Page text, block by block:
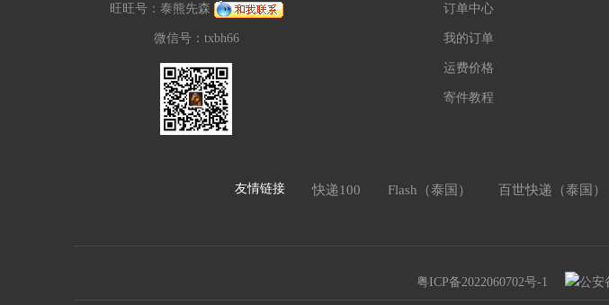
旺旺号：泰熊先森
微信号：txbh66
订单中心
我的订单
运费价格
寄件教程
友情链接 快递100 Flash（泰国） 百世快递（泰国）
粤ICP备2022060702号-1